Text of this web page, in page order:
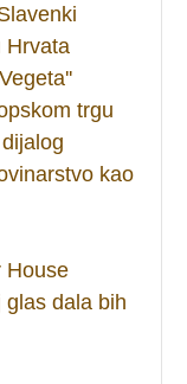
Hrvata
trgu
kao
House
glas dala bih